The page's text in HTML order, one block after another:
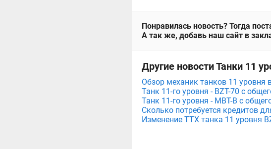
Понравилась новость? Тогда
А так же, добавь наш сайт в
Другие новости Танки 11
Обзор механик танков 11 уровня
Танк 11-го уровня - BZT-70 с
Танк 11-го уровня - MBT-B с
Сколько потребуется кредитов
Изменение ТТХ танка 11 уровня